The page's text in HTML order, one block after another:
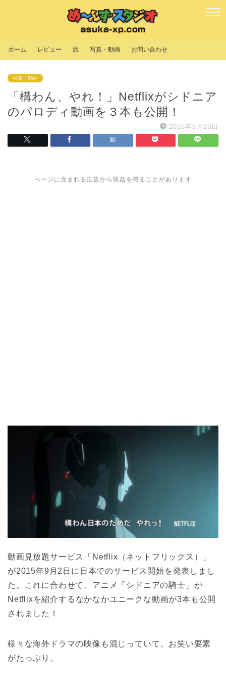
ホーム レビュー 旅 写真・動画 お問い合わせ
写真・動画
「構わん、やれ！」Netflixがシドニア
のパロディ動画を３本も公開！
2015年8月28日
ページに含まれる広告から収益を得ることがあります
動画見放題サービス「Netflix（ネットフリックス）」
が2015年9月2日に日本でのサービス開始を発表しまし
た。これに合わせて、アニメ「シドニアの騎士」が
Netflixを紹介するなかなかユニークな動画が3本も公開
されました！
様々な海外ドラマの映像も混じっていて、お笑い要素
がたっぷり。